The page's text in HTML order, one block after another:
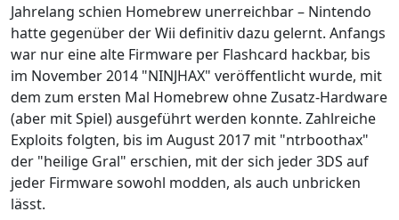
Jahrelang schien Homebrew unerreichbar – Nintendo
hatte gegenüber der Wii definitiv dazu gelernt. Anfangs
war nur eine alte Firmware per Flashcard hackbar, bis
im November 2014 "NINJHAX" veröffentlicht wurde, mit
dem zum ersten Mal Homebrew ohne Zusatz-Hardware
(aber mit Spiel) ausgeführt werden konnte. Zahlreiche
Exploits folgten, bis im August 2017 mit "ntrboothax"
der "heilige Gral" erschien, mit der sich jeder 3DS auf
jeder Firmware sowohl modden, als auch unbricken
lässt.